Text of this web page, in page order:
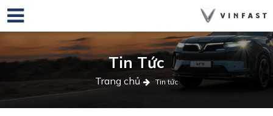
Tin Tức
Trang chủ Tin tức